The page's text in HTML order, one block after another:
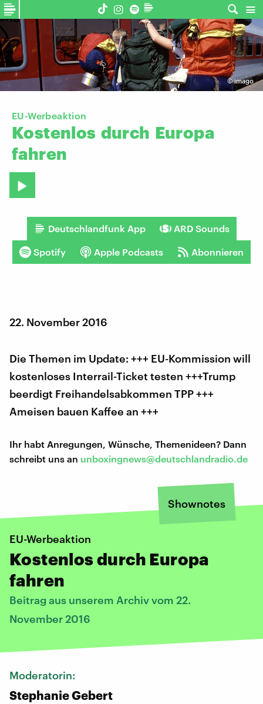
©imago
EU-Werbeaktion
Kostenlos durch Europa
fahren
Deutschlandfunk App ARD Sounds
Spotify Apple Podcasts Abonnieren
22. November 2016
Die Themen im Update: +++ EU-Kommission will
kostenloses Interrail-Ticket testen +++Trump
beerdigt Freihandelsabkommen TPP +++
Ameisen bauen Kaffee an +++
Ihr habt Anregungen, Wünsche, Themenideen? Dann
schreibt uns an unboxingnews@deutschlandradio.de
Shownotes
EU-Werbeaktion
Kostenlos durch Europa
fahren
Beitrag aus unserem Archiv vom 22.
November 2016
Moderatorin:
Stephanie Gebert